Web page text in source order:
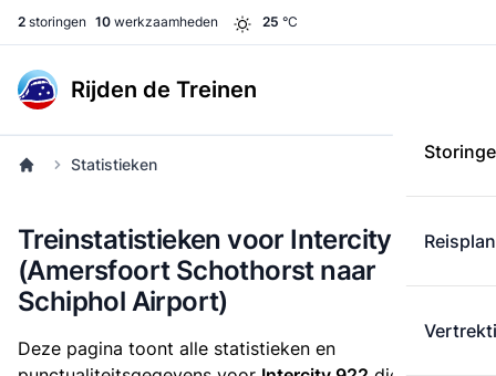
2 storingen 10 werkzaamheden 25 °C
Rijden de Treinen
Statistieken
Treinstatistieken voor Intercity 922
(Amersfoort Schothorst naar
Schiphol Airport)
Deze pagina toont alle statistieken en